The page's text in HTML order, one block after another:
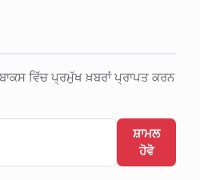
ਵਿੱਚ ਪ੍ਰਮੁੱਖ ਖ਼ਬਰਾਂ ਪ੍ਰਾਪਤ ਕਰਨ
ਸ਼ਾਮਲ
ਹੋਵੋ